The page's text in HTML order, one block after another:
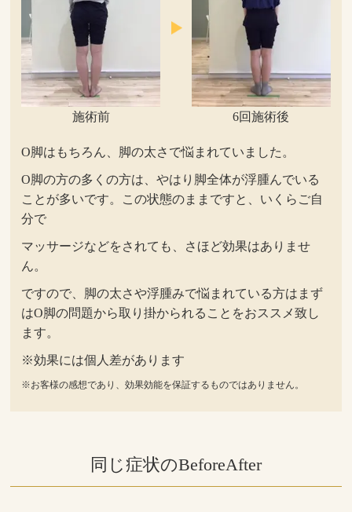
施術前 6回施術後
O脚はもちろん、脚の太さで悩まれていました。
O脚の方の多くの方は、やはり脚全体が浮腫んでいる
ことが多いです。この状態のままですと、いくらご自
分で
マッサージなどをされても、さほど効果はありませ
ん。
ですので、脚の太さや浮腫みで悩まれている方はまず
はO脚の問題から取り掛かられることをおススメ致し
ます。
※効果には個人差があります
※お客様の感想であり、効果効能を保証するものではありません。
同じ症状のBeforeAfter